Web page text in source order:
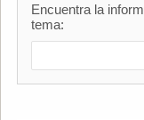
Encuentra la
tema: